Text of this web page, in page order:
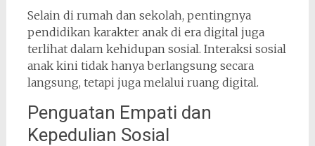
Selain di rumah dan sekolah, pentingnya
pendidikan karakter anak di era digital juga
terlihat dalam kehidupan sosial. Interaksi sosial
anak kini tidak hanya berlangsung secara
langsung, tetapi juga melalui ruang digital.
Penguatan Empati dan
Kepedulian Sosial